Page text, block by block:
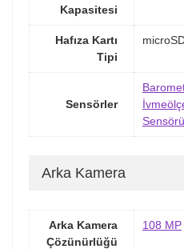
Kapasitesi
Hafıza Kartı
Tipi
Sensörler
Sensörü
Arka Kamera
Arka Kamera
Çözünürlüğü
108 MP